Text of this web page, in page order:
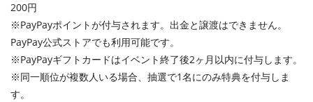
200円
※PayPayポイントが付与されます。出金と譲渡はできません。
PayPay公式ストアでも利用可能です。
※PayPayギフトカードはイベント終了後2ヶ月以内に付与します。
※同一順位が複数人いる場合、抽選で1名にのみ特典を付与しま
す。